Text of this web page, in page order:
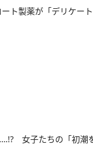
ト製薬が「デリケー
女子たちの「初潮